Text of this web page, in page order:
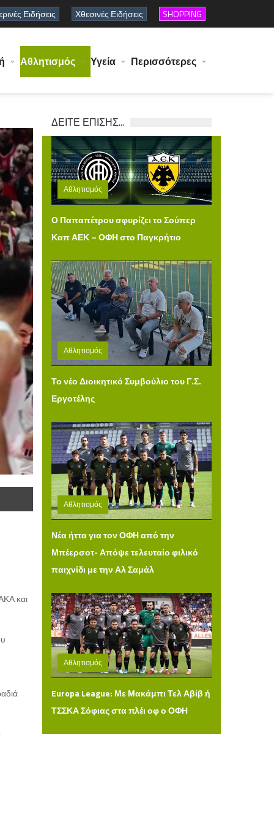
Ειδήσεις Χθεσινές Ειδήσεις SHOPPING
Αθλητισμός Υγεία Περισσότερες
και
ΔΕΙΤΕ ΕΠΙΣΗΣ...
Αθλητισμός
Πέμπτη 06 Αυγούστου 2026 15:00
Ο Παπαπέτρου σφυρίζει το Σούπερ
Καπ ΑΕΚ – ΟΦΗ στο Παγκρήτιο
Αθλητισμός
Τετάρτη 05 Αυγούστου 2026 12:31
Το νέο Διοικητικό Συμβούλιο του Γ.Σ.
Εργοτέλης
Αθλητισμός
Τρίτη 04 Αυγούστου 2026 14:49
Νέα ήττα για τον ΟΦΗ από την
Μπέερσοτ- Απόψε τελευταίο φιλικό
παιχνίδι με την Αλ Σαμάλ
Αθλητισμός
Δευτέρα 03 Αυγούστου 2026 14:36
Europa League: Με Μακάμπι Τελ Αβίβ ή
ΤΣΣΚΑ Σόφιας στα πλέι οφ ο ΟΦΗ